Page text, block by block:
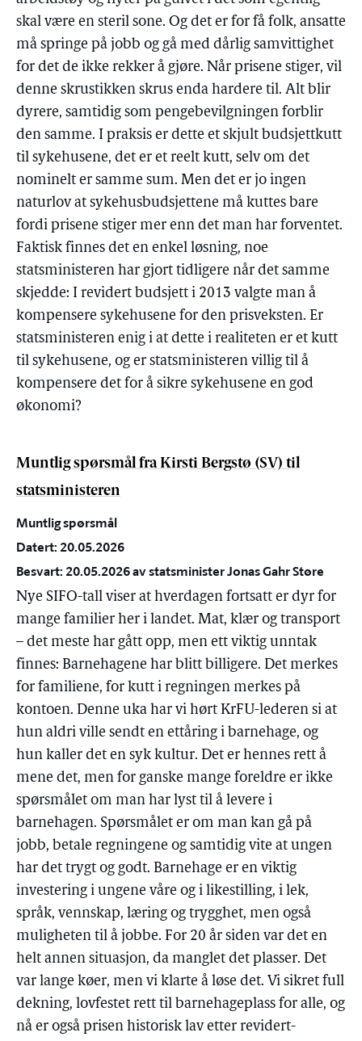
skal være en steril sone. Og det er for få folk, ansatte
må springe på jobb og gå med dårlig samvittighet
for det de ikke rekker å gjøre. Når prisene stiger, vil
denne skrustikken skrus enda hardere til. Alt blir
dyrere, samtidig som pengebevilgningen forblir
den samme. I praksis er dette et skjult budsjettkutt
til sykehusene, det er et reelt kutt, selv om det
nominelt er samme sum. Men det er jo ingen
naturlov at sykehusbudsjettene må kuttes bare
fordi prisene stiger mer enn det man har forventet.
Faktisk finnes det en enkel løsning, noe
statsministeren har gjort tidligere når det samme
skjedde: I revidert budsjett i 2013 valgte man å
kompensere sykehusene for den prisveksten. Er
statsministeren enig i at dette i realiteten er et kutt
til sykehusene, og er statsministeren villig til å
kompensere det for å sikre sykehusene en god
økonomi?
Muntlig spørsmål fra Kirsti Bergstø (SV) til
statsministeren
Muntlig spørsmål
Datert: 20.05.2026
Besvart: 20.05.2026 av statsminister Jonas Gahr Støre
Nye SIFO-tall viser at hverdagen fortsatt er dyr for
mange familier her i landet. Mat, klær og transport
– det meste har gått opp, men ett viktig unntak
finnes: Barnehagene har blitt billigere. Det merkes
for familiene, for kutt i regningen merkes på
kontoen. Denne uka har vi hørt KrFU-lederen si at
hun aldri ville sendt en ettåring i barnehage, og
hun kaller det en syk kultur. Det er hennes rett å
mene det, men for ganske mange foreldre er ikke
spørsmålet om man har lyst til å levere i
barnehagen. Spørsmålet er om man kan gå på
jobb, betale regningene og samtidig vite at ungen
har det trygt og godt. Barnehage er en viktig
investering i ungene våre og i likestilling, i lek,
språk, vennskap, læring og trygghet, men også
muligheten til å jobbe. For 20 år siden var det en
helt annen situasjon, da manglet det plasser. Det
var lange køer, men vi klarte å løse det. Vi sikret full
dekning, lovfestet rett til barnehageplass for alle, og
nå er også prisen historisk lav etter revidert-